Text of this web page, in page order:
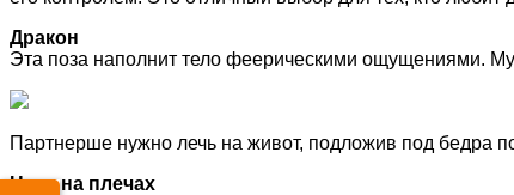
Дракон
Эта поза наполнит тело феерическими ощущениями.
Партнерше нужно лечь на живот, подложив под бедра
Ноги на плечах